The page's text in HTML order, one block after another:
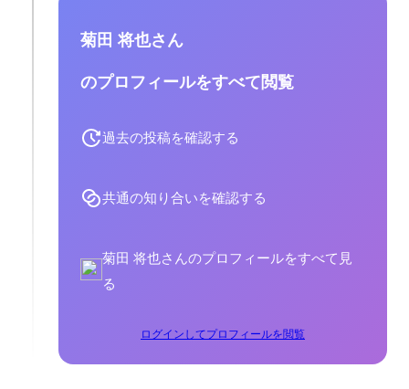
菊田 将也さん
のプロフィールをすべて閲覧
過去の投稿を確認する
共通の知り合いを確認する
菊田 将也さんのプロフィールをすべて見
る
ログインしてプロフィールを閲覧